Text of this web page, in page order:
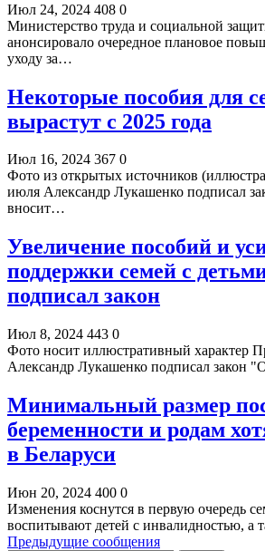
Июл 24, 2024 408 0
Министерство труда и социальной
анонсировало очередное плановое
уходу за…
Некоторые пособия для
вырастут с 2025 года
Июл 16, 2024 367 0
Фото из открытых источников
июля Александр Лукашенко подписал
вносит…
Увеличение пособий и
поддержки семей с
подписал закон
Июл 8, 2024 443 0
Фото носит иллюстративный характер
Александр Лукашенко подписал закон
Минимальный размер
беременности и родам
в Беларуси
Июн 20, 2024 400 0
Изменения коснутся в первую очередь
воспитывают детей с инвалидностью, а
Предыдущие сообщения